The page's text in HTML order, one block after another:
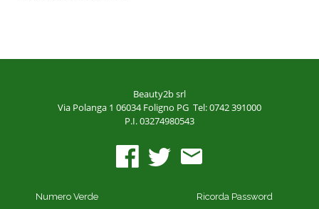
Beauty2b srl
Via Polanga 1 06034 Foligno PG Tel: 0742 391000
P.I. 03274980543
Numero Verde
Ricorda Password